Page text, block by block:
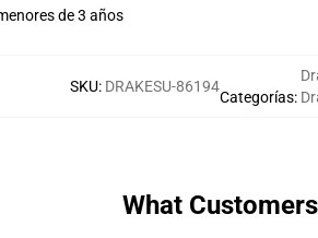
de 3 años
SKU: DRAKESU-86194
Categorías:
What